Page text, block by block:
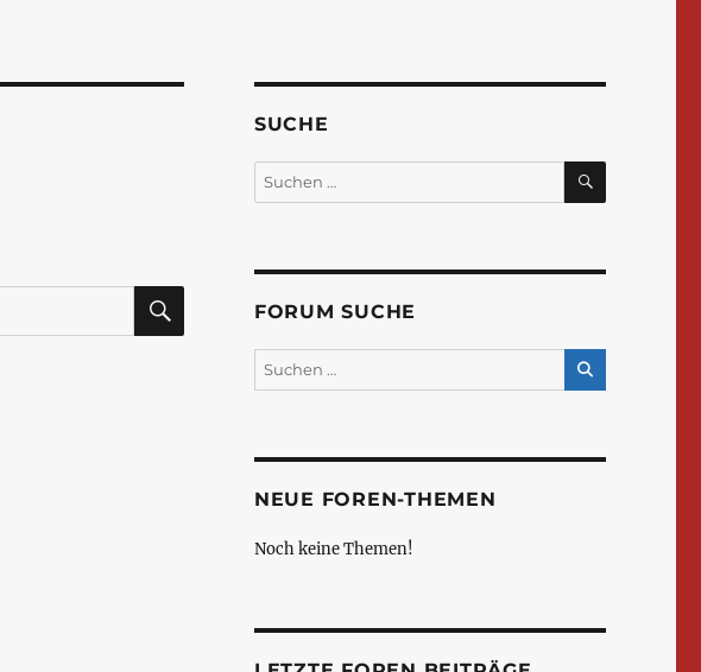
SUCHEN
SUCHE
Suchen
nach:
SUCHEN
FORUM SUCHE
NEUE FOREN-THEMEN
Noch keine Themen!